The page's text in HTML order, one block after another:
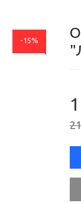
-15%